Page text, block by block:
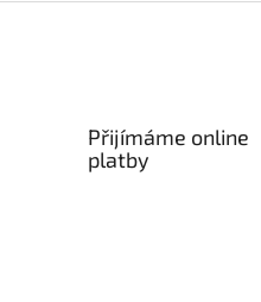
Přijímáme online
platby